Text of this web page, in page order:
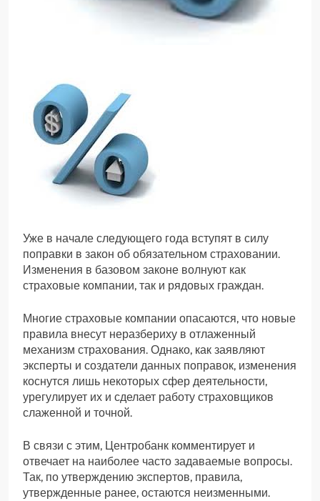
Уже в начале следующего года вступят в силу
поправки в закон об обязательном страховании.
Изменения в базовом законе волнуют как
страховые компании, так и рядовых граждан.
Многие страховые компании опасаются, что новые
правила внесут неразбериху в отлаженный
механизм страхования. Однако, как заявляют
эксперты и создатели данных поправок, изменения
коснутся лишь некоторых сфер деятельности,
урегулирует их и сделает работу страховщиков
слаженной и точной.
В связи с этим, Центробанк комментирует и
отвечает на наиболее часто задаваемые вопросы.
Так, по утверждению экспертов, правила,
утвержденные ранее, остаются неизменными.